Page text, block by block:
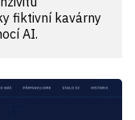
fiktivní kavárny
AI.